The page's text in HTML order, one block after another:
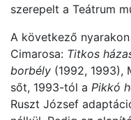
szerepelt a Teátrum
A következő
Cimarosa: Titkos
borbély (1992, 1993),
sőt, 1993-tól a Pikkó
Ruszt József